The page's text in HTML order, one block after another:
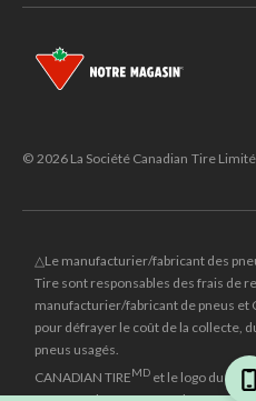
© 2026 La Société Canadian Tire
△Le manufacturier/fabricant des
Tire sont responsables des frais de
manufacturier/fabricant de pneus et
pour défrayer le coût de la collecte,
pneus usagés.
CANADIAN TIREMD et le logo du